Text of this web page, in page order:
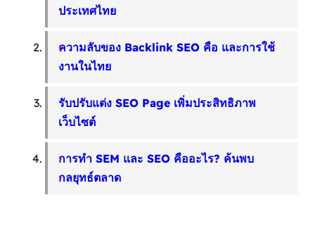
ประเทศไทย
ความลับของ Backlink SEO คือ และการใช้
งานในไทย
รับปรับแต่ง SEO Page เพิ่มประสิทธิภาพ
เว็บไซต์
การทำ SEM และ SEO คืออะไร? ค้นพบ
กลยุทธ์ตลาด